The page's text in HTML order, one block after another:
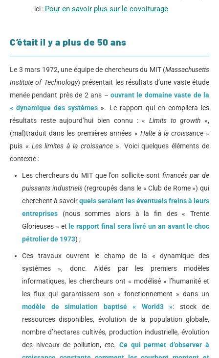
ici : Pour en savoir plus sur le covoiturage
C’était il y a plus de 50 ans
Le 3 mars 1972, une équipe de chercheurs du MIT (Massachusetts
Institute of Technology) présentait les résultats d’une vaste étude
menée pendant près de 2 ans – ouvrant le domaine vaste de la
« dynamique des systèmes ». Le rapport qui en compilera les
résultats reste aujourd’hui bien connu : « Limits to growth »,
(mal)traduit dans les premières années « Halte à la croissance»
puis « Les limites à la croissance». Voici quelques éléments de
contexte :
Les chercheurs du MIT que l’on sollicite sont financés par de
puissants industriels (regroupés dans le « Club de Rome ») qui
cherchent à savoirquels seraient les éventuels freins à leurs
entreprises (nous sommes alors à la fin des « Trente
Glorieuses » et le rapport final sera livré un an avant le choc
pétrolier de 1973) ;
Ces travaux ouvrent le champ de la « dynamique des
systèmes », donc. Aidés par les premiers modèles
informatiques, les chercheurs ont « modélisé » l’humanité et
les flux qui garantissent son « fonctionnement » dans un
modèle de simulation baptisé « World3 »: stock de
ressources disponibles, évolution de la population globale,
nombre d’hectares cultivés, production industrielle, évolution
des niveaux de pollution, etc. Ce qui permet d’observer à